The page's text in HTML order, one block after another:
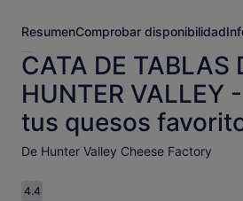
ResumenComprobar disponibilidad
CATA DE TABLAS
HUNTER VALLEY
tus quesos
De Hunter Valley Cheese Factory
4.44.4 sobre 10